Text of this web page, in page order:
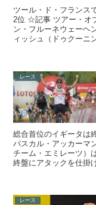
ツール・ド・フランス
2位 ☆記事 ツアー・オ
ン・フルーネウェーヘ
ィッシュ（ドゥクーニ
レース
総合首位のイギータは
パスカル・アッカーマ
チーム・エミレーツ）
終盤にアタックを仕掛
レース